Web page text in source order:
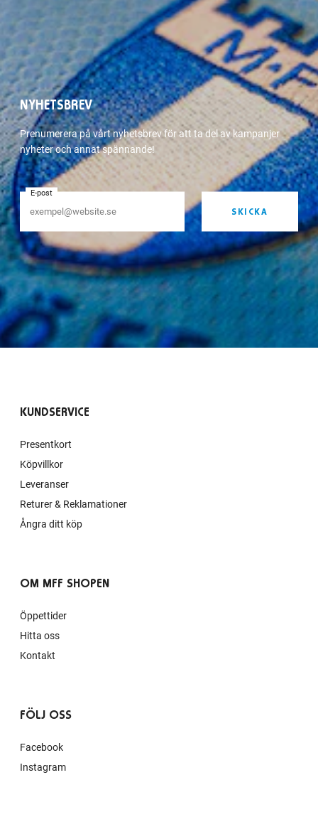
NYHETSBREV
Prenumerera på vårt nyhetsbrev för att ta del av kampanjer
nyheter och annat spännande!
E-post
SKICKA
KUNDSERVICE
Presentkort
Köpvillkor
Leveranser
Returer & Reklamationer
Ångra ditt köp
OM MFF SHOPEN
Öppettider
Hitta oss
Kontakt
FÖLJ OSS
Facebook
Instagram